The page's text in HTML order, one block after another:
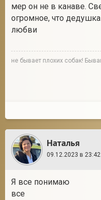
мер он не в канаве.
огромное, что
любви
не бывает плохих собак!
Наталья
09.12.2023 в 23:42
Я все понимаю
все